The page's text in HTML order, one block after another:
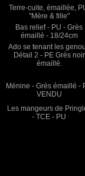
Terre-cuite, émaillée,
"Mère & fille"
Bas relief - PU - Grès
émaillé - 18/24cm
Ado se tenant les
Détail 2 - PE Grès noir
émaillé.
Ménine - Grès émaillé -
VENDU
Les mangeurs de
- TCE - PU